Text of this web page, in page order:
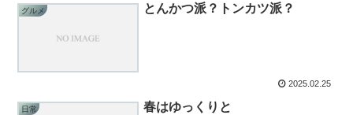
グルメ とんかつ派？トンカツ派？
2025.02.25
日常 春はゆっくりと